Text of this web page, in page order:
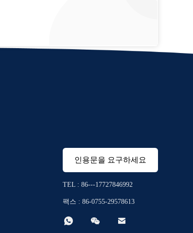
인용문을 요구하세요
TEL : 86---17727846992
팩스 : 86-0755-29578613
  